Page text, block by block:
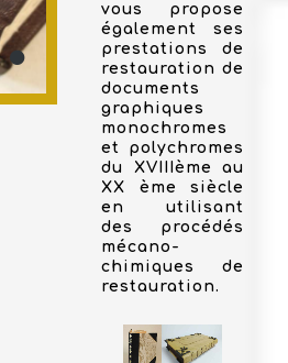
vous propose
également ses
prestations de
restauration de
documents
graphiques
monochromes
et polychromes
du XVIIIème au
XX ème siècle
en utilisant
des procédés
mécano-
chimiques de
restauration.